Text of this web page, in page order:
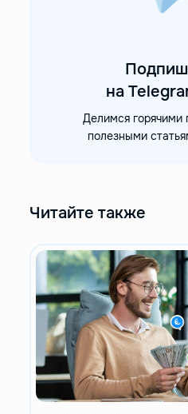
на
Делимся горячими
полезными
Читайте также